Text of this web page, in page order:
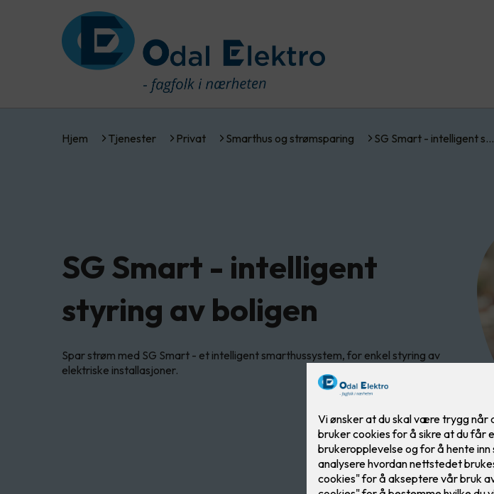
Hjem Tjenester Privat Smarthus og strømsparing SG Smart - intelligent s…
SG Smart - intelligent
styring av boligen
Spar strøm med SG Smart - et intelligent smarthussystem, for enkel styring av
elektriske installasjoner.